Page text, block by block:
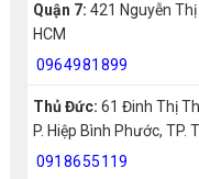
Quận 7: 421 Nguyễn
HCM
0964981899
Thủ Đức: 61 Đinh Thị
P. Hiệp Bình Phước, TP.
0918655119